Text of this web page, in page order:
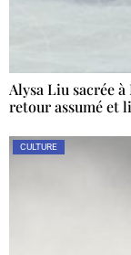
Alysa Liu sacrée
retour assumé et
CULTURE